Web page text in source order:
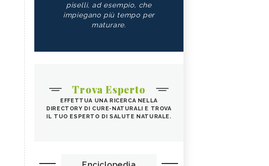
piselli, ad esempio, che
impiegano più tempo per
maturare.
Trova Esperto
EFFETTUA UNA RICERCA NELLA
DIRECTORY DI CURE-NATURALI E TROVA
IL TUO ESPERTO DI SALUTE NATURALE.